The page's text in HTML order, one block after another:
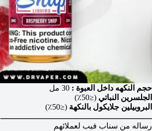
حجم النكهه داخل العبوة :
الجلسرين النباتي (≤50٪)
البروبيلين جلايكول بالنكهة (≤50٪)
ـــــــــــــــــــــــــــــــــــــــــــــــــــــــــــــ
رساله من سناب فيب لعملائهم